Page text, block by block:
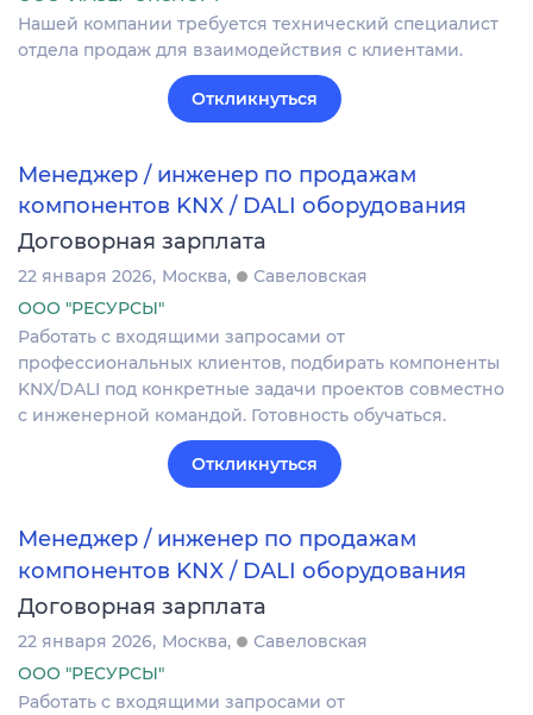
Нашей компании требуется технический специалист
отдела продаж для взаимодействия с клиентами.
Откликнуться
Менеджер / инженер по продажам
компонентов KNX / DALI оборудования
Договорная зарплата
22 января 2026 Москва
Савеловская
ООО "РЕСУРСЫ"
Работать с входящими запросами от
профессиональных клиентов, подбирать компоненты
KNX/DALI под конкретные задачи проектов совместно
с инженерной командой. Готовность обучаться.
Откликнуться
Менеджер / инженер по продажам
компонентов KNX / DALI оборудования
Договорная зарплата
22 января 2026 Москва
Савеловская
ООО "РЕСУРСЫ"
Работать с входящими запросами от